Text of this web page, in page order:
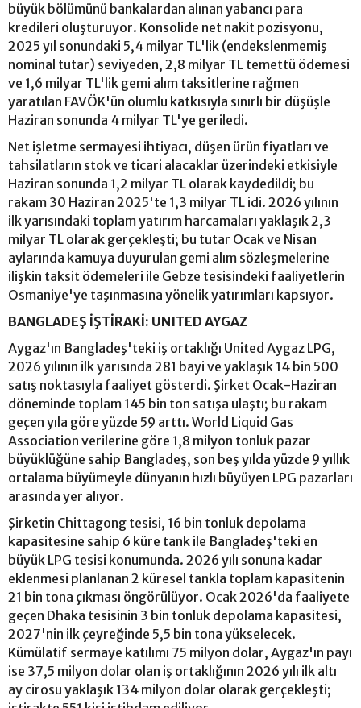
büyük bölümünü bankalardan alınan yabancı para
kredileri oluşturuyor. Konsolide net nakit pozisyonu,
2025 yıl sonundaki 5,4 milyar TL'lik (endekslenmemiş
nominal tutar) seviyeden, 2,8 milyar TL temettü ödemesi
ve 1,6 milyar TL'lik gemi alım taksitlerine rağmen
yaratılan FAVÖK'ün olumlu katkısıyla sınırlı bir düşüşle
Haziran sonunda 4 milyar TL'ye geriledi.
Net işletme sermayesi ihtiyacı, düşen ürün fiyatları ve
tahsilatların stok ve ticari alacaklar üzerindeki etkisiyle
Haziran sonunda 1,2 milyar TL olarak kaydedildi; bu
rakam 30 Haziran 2025'te 1,3 milyar TL idi. 2026 yılının
ilk yarısındaki toplam yatırım harcamaları yaklaşık 2,3
milyar TL olarak gerçekleşti; bu tutar Ocak ve Nisan
aylarında kamuya duyurulan gemi alım sözleşmelerine
ilişkin taksit ödemeleri ile Gebze tesisindeki faaliyetlerin
Osmaniye'ye taşınmasına yönelik yatırımları kapsıyor.
BANGLADEŞ İŞTİRAKİ: UNITED AYGAZ
Aygaz'ın Bangladeş'teki iş ortaklığı United Aygaz LPG,
2026 yılının ilk yarısında 281 bayi ve yaklaşık 14 bin 500
satış noktasıyla faaliyet gösterdi. Şirket Ocak-Haziran
döneminde toplam 145 bin ton satışa ulaştı; bu rakam
geçen yıla göre yüzde 59 arttı. World Liquid Gas
Association verilerine göre 1,8 milyon tonluk pazar
büyüklüğüne sahip Bangladeş, son beş yılda yüzde 9 yıllık
ortalama büyümeyle dünyanın hızlı büyüyen LPG pazarları
arasında yer alıyor.
Şirketin Chittagong tesisi, 16 bin tonluk depolama
kapasitesine sahip 6 küre tank ile Bangladeş'teki en
büyük LPG tesisi konumunda. 2026 yılı sonuna kadar
eklenmesi planlanan 2 küresel tankla toplam kapasitenin
21 bin tona çıkması öngörülüyor. Ocak 2026'da faaliyete
geçen Dhaka tesisinin 3 bin tonluk depolama kapasitesi,
2027'nin ilk çeyreğinde 5,5 bin tona yükselecek.
Kümülatif sermaye katılımı 75 milyon dolar, Aygaz'ın payı
ise 37,5 milyon dolar olan iş ortaklığının 2026 yılı ilk altı
ay cirosu yaklaşık 134 milyon dolar olarak gerçekleşti;